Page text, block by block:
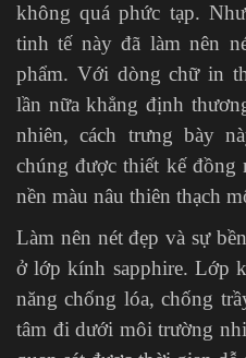
không quá phức tạp.
tinh tế này đã làm nên
phẩm. Với dòng chữ in
lần nữa khẳng định
nhiên, cách trưng bày
chúng được thiết kế đồng
nền màu nâu thiên thạch
Làm nên nét đẹp và sự
ở lớp kính sapphire. Lớp
năng chống lóa, chống
tâm đi dưới môi trường